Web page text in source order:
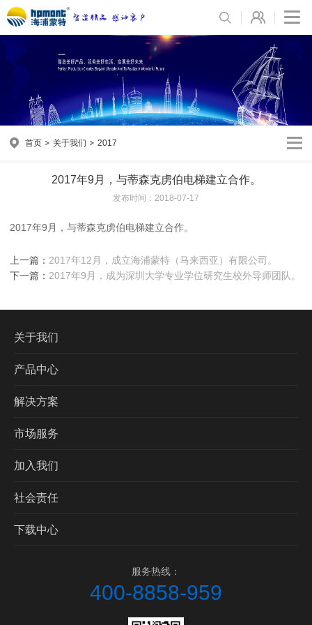
首页 关于我们 2017
2017年9月，与蒂森克虏伯电梯建立合作。
发布时间：2018-07-17
2017年9月，与蒂森克虏伯电梯建立合作。
上一篇： 2017年12月，成立海浦蒙特（马来西亚）有限公司。
下一篇： 2017年9月，成为深圳大学专业学位研究生校外导师团队。
关于我们
产品中心
解决方案
市场服务
加入我们
社会责任
下载中心
服务热线：
400-8858-959